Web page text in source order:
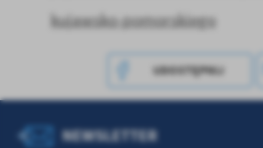
kujawsko-pomorskiego
UDOSTĘPNIJ
NEWSLETTER
treści w postaci wiadomości, ofert,